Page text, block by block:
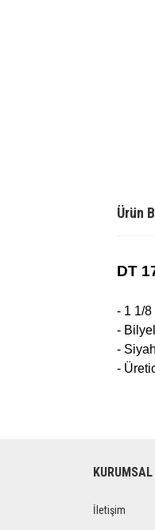
Ürün
DT
- 1 1/
-
- Siyah
-
KURUMSAL
İletişim